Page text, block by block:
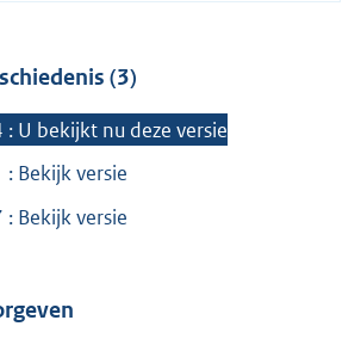
k
:
l
i
(3)
U bekijkt nu deze versie
Bekijk versie
Bekijk versie